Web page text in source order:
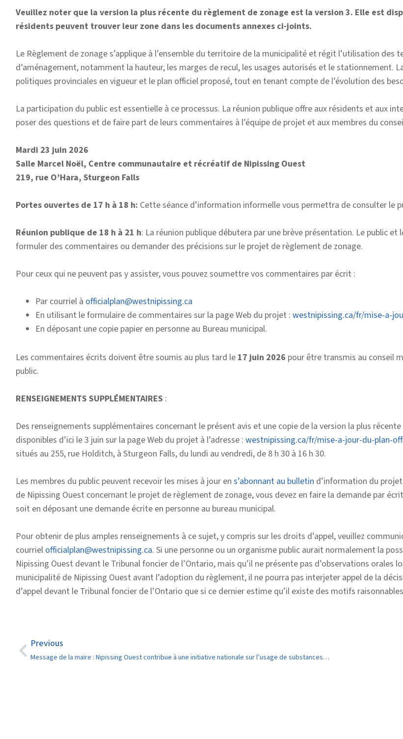
Veuillez noter que la version la plus récente du règlement de zonage est la version 3. Elle est
résidents peuvent trouver leur zone dans les documents annexes ci-joints.
Le Règlement de zonage s’applique à l’ensemble du territoire de la municipalité et régit l’utilisation des
d’aménagement, notamment la hauteur, les marges de recul, les usages autorisés et le stationnement.
politiques provinciales en vigueur et le plan officiel proposé, tout en tenant compte de l’évolution des
La participation du public est essentielle à ce processus. La réunion publique offre aux résidents et aux
poser des questions et de faire part de leurs commentaires à l’équipe de projet et aux membres du
Mardi 23 juin 2026
Salle Marcel Noël, Centre communautaire et récréatif de Nipissing Ouest
219, rue O’Hara, Sturgeon Falls
Portes ouvertes de 17 h à 18 h: Cette séance d’information informelle vous permettra de consulter le
Réunion publique de 18 h à 21 h: La réunion publique débutera par une brève présentation. Le public
formuler des commentaires ou demander des précisions sur le projet de règlement de zonage.
Pour ceux qui ne peuvent pas y assister, vous pouvez soumettre vos commentaires par écrit :
Par courriel à officialplan@westnipissing.ca
En utilisant le formulaire de commentaires sur la page Web du projet : westnipissing.ca/fr/mise-a-
En déposant une copie papier en personne au Bureau municipal.
Les commentaires écrits doivent être soumis au plus tard le 17 juin 2026 pour être transmis au conseil
public.
RENSEIGNEMENTS SUPPLÉMENTAIRES :
Des renseignements supplémentaires concernant le présent avis et une copie de la version la plus
disponibles d’ici le 3 juin sur la page Web du projet à l’adresse : westnipissing.ca/fr/mise-a-jour-du-plan-
situés au 255, rue Holditch, à Sturgeon Falls, du lundi au vendredi, de 8 h 30 à 16 h 30.
Les membres du public peuvent recevoir les mises à jour en s’abonnant au bulletin d’information du
de Nipissing Ouest concernant le projet de règlement de zonage, vous devez en faire la demande par
soit en déposant une demande écrite en personne au bureau municipal.
Pour obtenir de plus amples renseignements à ce sujet, y compris sur les droits d’appel, veuillez
courriel officialplan@westnipissing.ca. Si une personne ou un organisme public aurait normalement la
Nipissing Ouest devant le Tribunal foncier de l’Ontario, mais qu’il ne présente pas d’observations orales
municipalité de Nipissing Ouest avant l’adoption du règlement, il ne pourra pas interjeter appel de la
d’appel devant le Tribunal foncier de l’Ontario que si ce dernier estime qu’il existe des motifs
Previous
Message de la maire : Nipissing Ouest contribue à une initiative nationale sur l’usage de substances dans les petites villes